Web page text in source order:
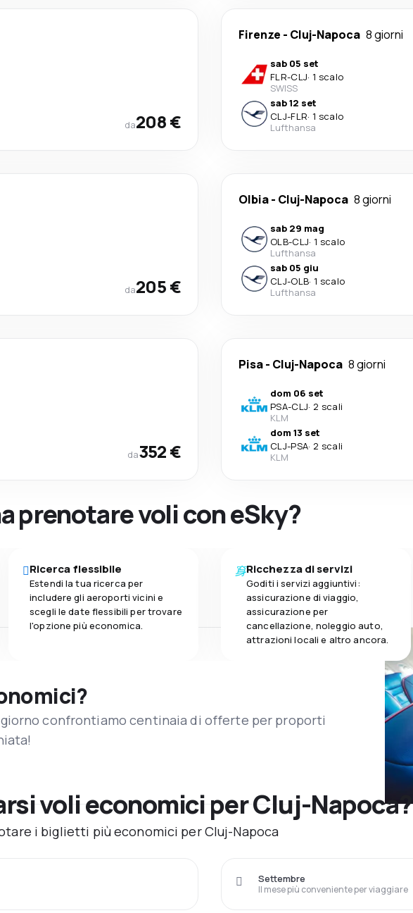
da208 €
Firenze - Cluj-Napoca 8 giorni
sab 05 set
FLR-CLJ· 1 scalo
SWISS
sab 12 set
CLJ-FLR· 1 scalo
Lufthansa
da205 €
Olbia- Cluj-Napoca 8 giorni
sab 29 mag
OLB-CLJ· 1 scalo
Lufthansa
sab 05 giu
CLJ-OLB· 1 scalo
Lufthansa
da352 €
Pisa- Cluj-Napoca 8 giorni
dom 06 set
PSA-CLJ· 2 scali
KLM
dom 13 set
CLJ-PSA· 2 scali
KLM
prenotare voli con eSky?
Ricerca flessibile
Estendi la tua ricerca per
includere gli aeroporti vicini e
scegli le date flessibili per trovare
l'opzione più economica.
Ricchezza di servizi
Goditi i servizi aggiuntivi:
assicurazione di viaggio,
assicurazione per
cancellazione, noleggio auto,
attrazioni locali e altro ancora.
confrontiamo centinaia di offerte per proporti
voli economici per Cluj-Napoca?
i biglietti più economici per Cluj-Napoca
Il mese più conveniente per viaggiare
Settembre